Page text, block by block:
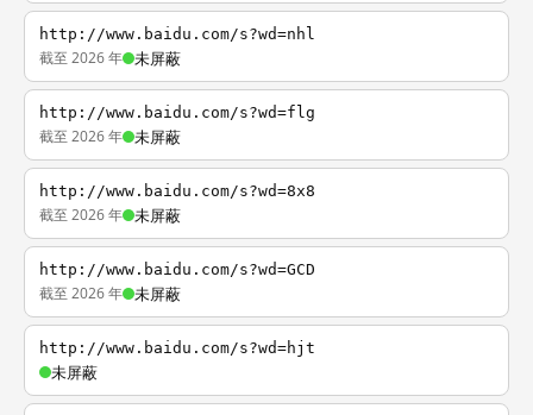
http://www.baidu.com/s?wd=nhl
截至 2026 年 未屏蔽
http://www.baidu.com/s?wd=flg
截至 2026 年 未屏蔽
http://www.baidu.com/s?wd=8x8
截至 2026 年 未屏蔽
http://www.baidu.com/s?wd=GCD
截至 2026 年 未屏蔽
http://www.baidu.com/s?wd=hjt
未屏蔽